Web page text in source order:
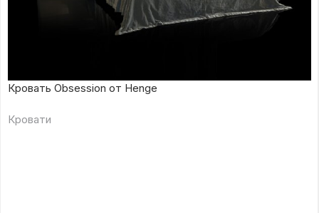
Кровать Obsession от Henge
Кровати